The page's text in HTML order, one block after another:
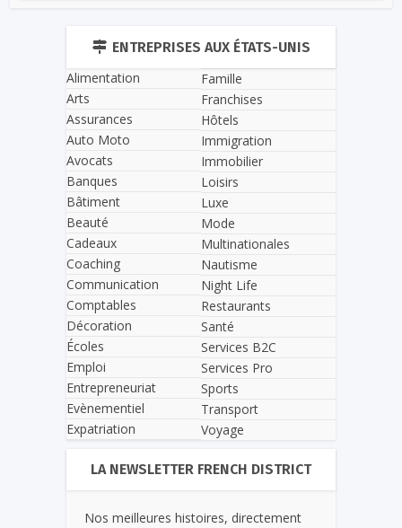
ENTREPRISES AUX ÉTATS-UNIS
Alimentation
Arts
Assurances
Auto Moto
Avocats
Banques
Bâtiment
Beauté
Cadeaux
Coaching
Communication
Comptables
Décoration
Écoles
Emploi
Entrepreneuriat
Evènementiel
Expatriation
Famille
Franchises
Hôtels
Immigration
Immobilier
Loisirs
Luxe
Mode
Multinationales
Nautisme
Night Life
Restaurants
Santé
Services B2C
Services Pro
Sports
Transport
Voyage
LA NEWSLETTER FRENCH DISTRICT
Nos meilleures histoires, directement